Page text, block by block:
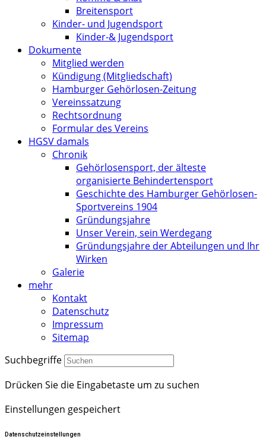
Breitensport
Kinder- und Jugendsport
Kinder-& Jugendsport
Dokumente
Mitglied werden
Kündigung (Mitgliedschaft)
Hamburger Gehörlosen-Zeitung
Vereinssatzung
Rechtsordnung
Formular des Vereins
HGSV damals
Chronik
Gehörlosensport, der älteste
organisierte Behindertensport
Geschichte des Hamburger Gehörlosen-
Sportvereins 1904
Gründungsjahre
Unser Verein, sein Werdegang
Gründungsjahre der Abteilungen und Ihr
Wirken
Galerie
mehr
Kontakt
Datenschutz
Impressum
Sitemap
Suchbegriffe
Drücken Sie die Eingabetaste um zu suchen
Einstellungen gespeichert
Datenschutzeinstellungen